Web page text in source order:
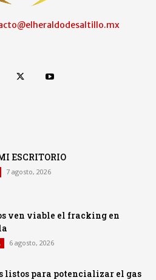
ESCRITORIO
7 agosto, 2026
ven viable el fracking en
6 agosto, 2026
listos para potencializar el gas